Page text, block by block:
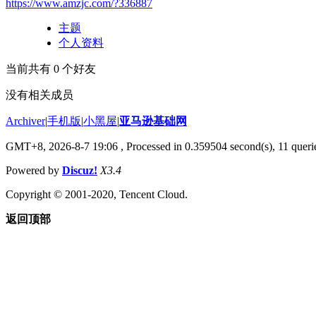
https://www.amzjc.com/?336887
主题
个人资料
当前共有 0 个好友
没有相关成员
Archiver|手机版|小黑屋|亚马逊基础网
GMT+8, 2026-8-7 19:06 , Processed in 0.359504 second(s), 11
Powered by Discuz! X3.4
Copyright © 2001-2020, Tencent Cloud.
返回顶部